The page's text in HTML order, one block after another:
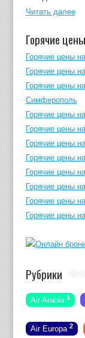
Читать далее
Горячие
Горячие цены
Горячие цены
Горячие цены
Симферополь
Горячие цены
Горячие цены
Горячие цены
Горячие цены
Горячие цены
Горячие цены
Горячие цены
Горячие цены
Рубрики
Air Arabia 1
Air Europa 2